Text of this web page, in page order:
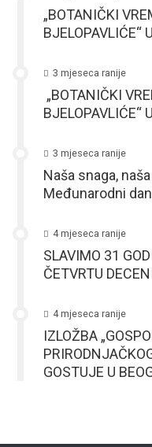
„BOTANIČKI
BJELOPAVLIĆE“
3 mjeseca ranije
„BOTANIČKI
BJELOPAVLIĆE“
3 mjeseca ranije
Naša snaga,
Međunarodni
4 mjeseca ranije
SLAVIMO 31
ČETVRTU
4 mjeseca ranije
IZLOŽBA
GOSTUJE U